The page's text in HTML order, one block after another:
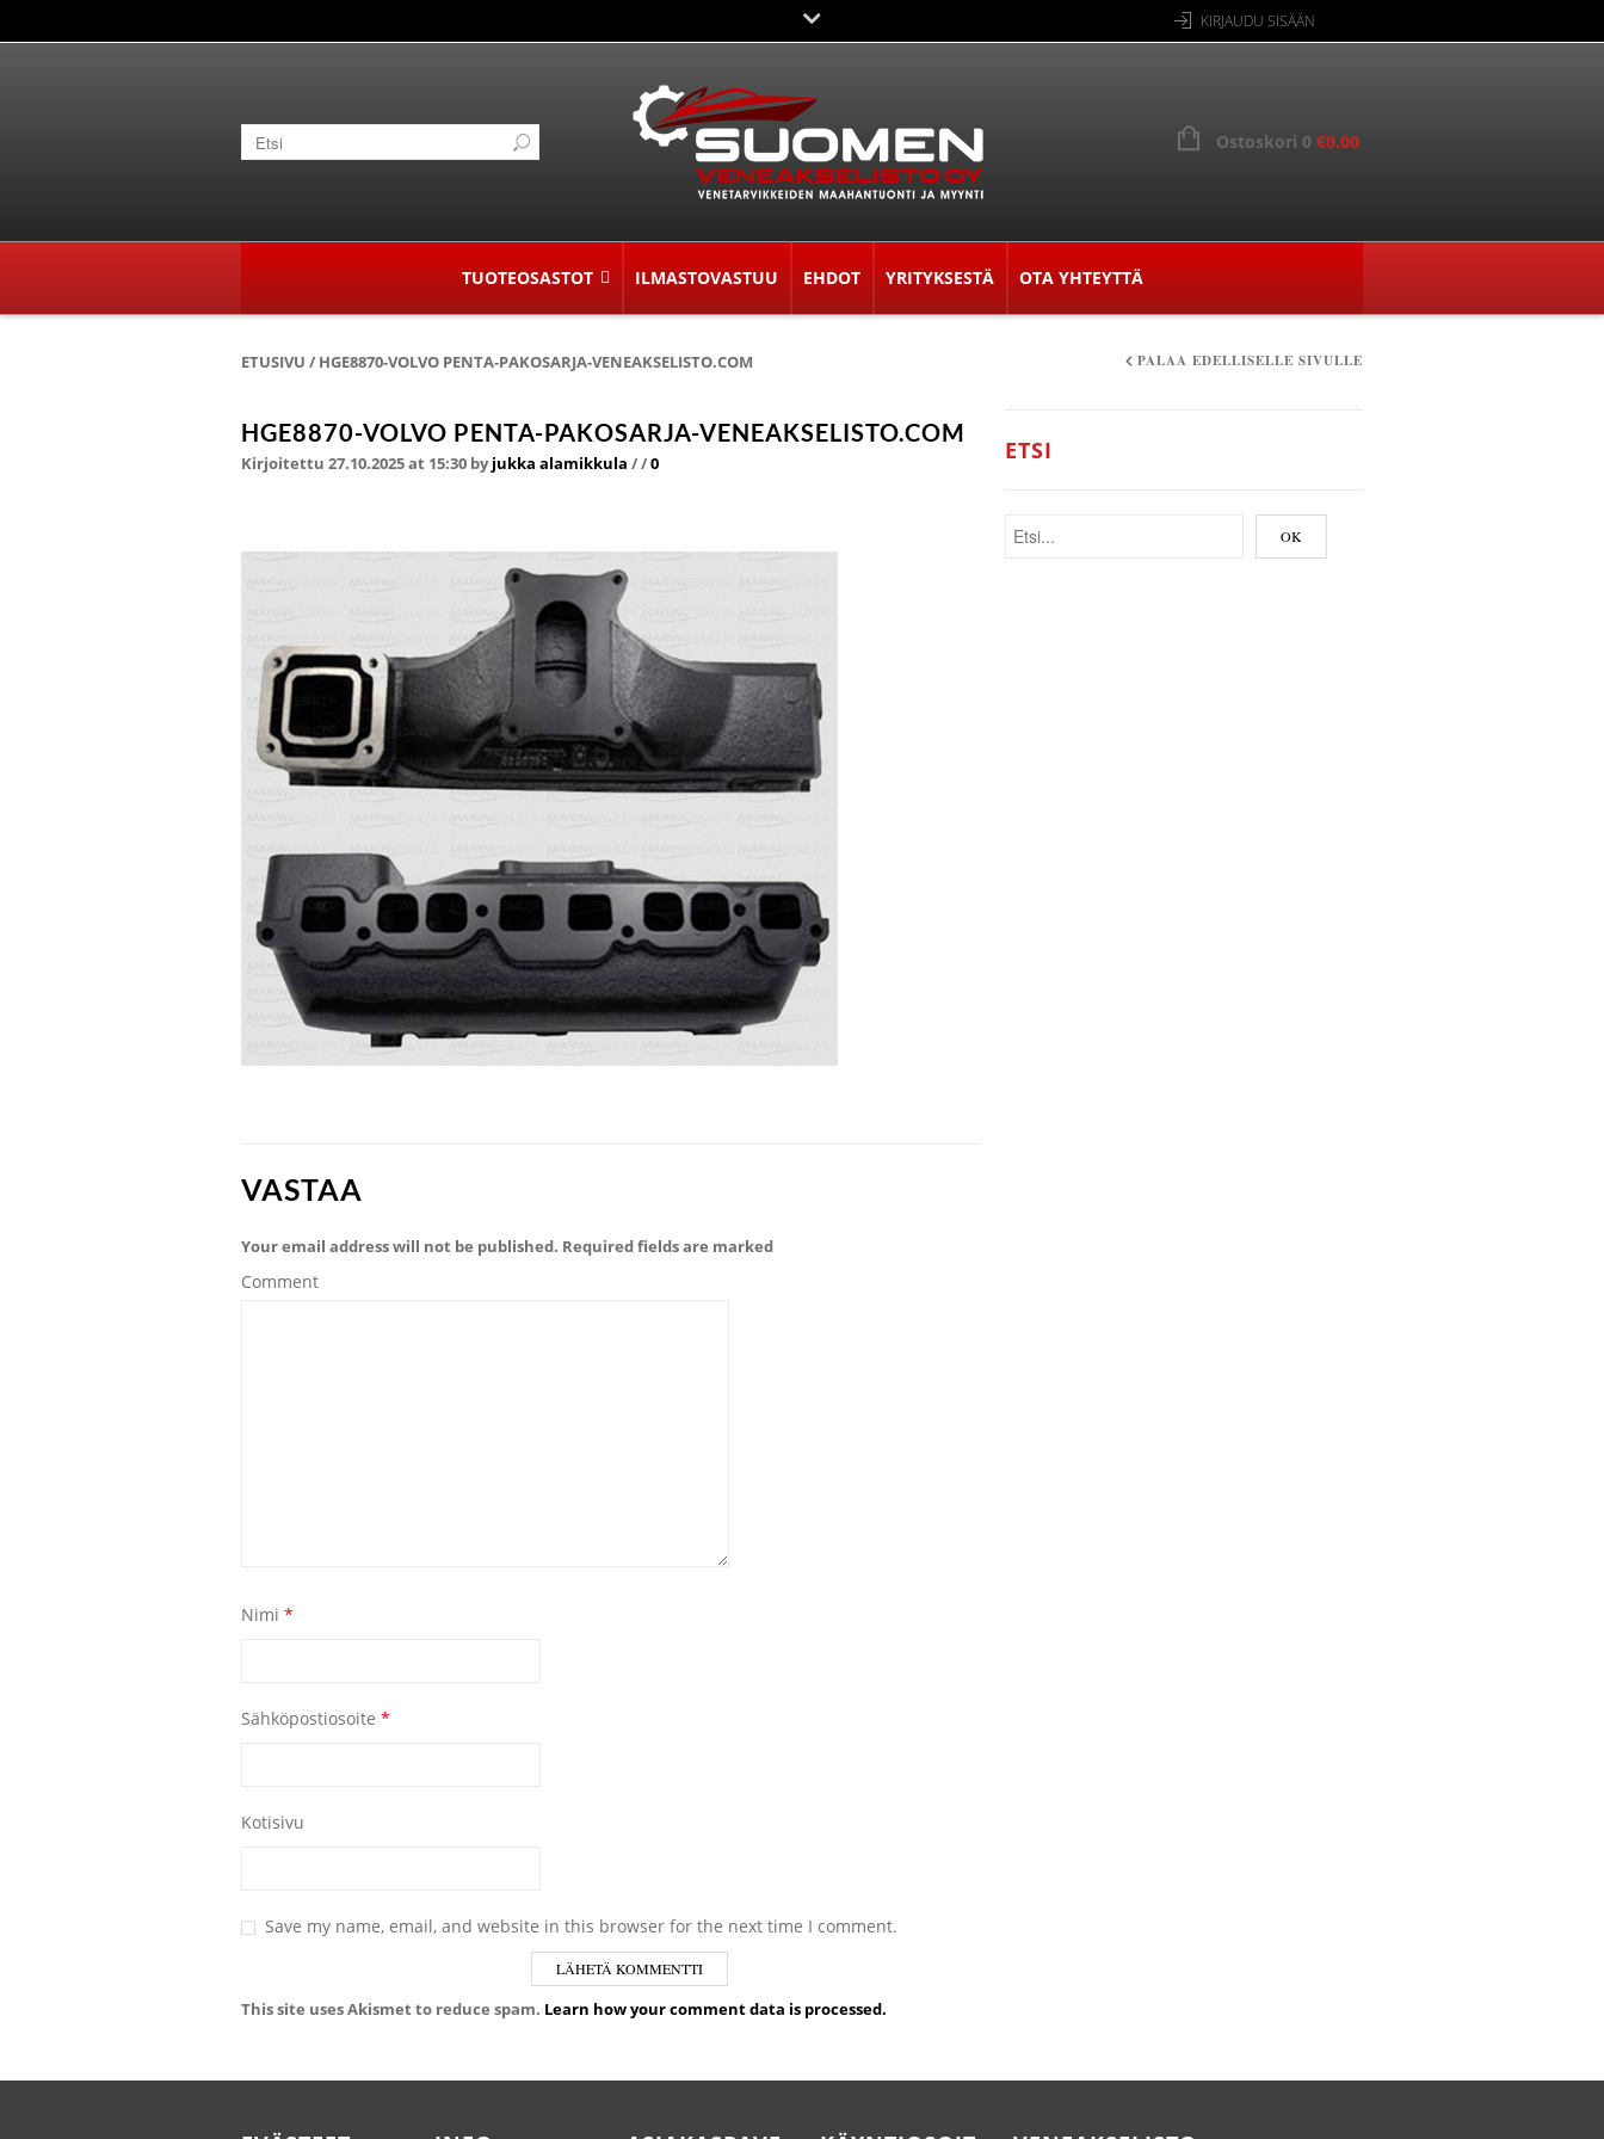
KIRJAUDU SISÄÄN
Ostoskori 0 €0.00
TUOTEOSASTOT ILMASTOVASTUU EHDOT YRITYKSESTÄ OTA YHTEYTTÄ
ETUSIVU / HGE8870-VOLVO PENTA-PAKOSARJA-VENEAKSELISTO.COM PALAA EDELLISELLE SIVULLE
HGE8870-VOLVO PENTA-PAKOSARJA-VENEAKSELISTO.COM
Kirjoitettu 27.10.2025 at 15:30 byjukka alamikkula //0
VASTAA
Your email address will not be published. Required fields are marked
Comment
Nimi *
Sähköpostiosoite *
Kotisivu
Save my name, email, and website in this browser for the next time I comment.
This site uses Akismet to reduce spam. Learn how your comment data is processed.
ETSI